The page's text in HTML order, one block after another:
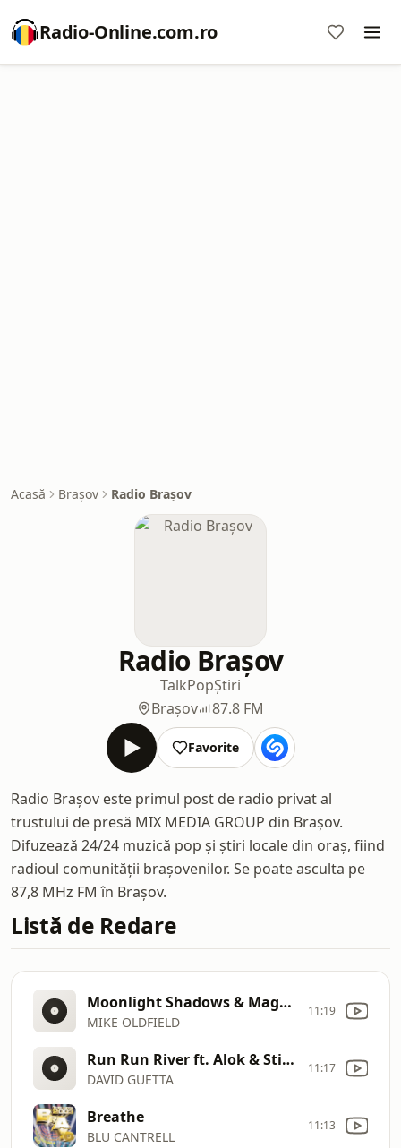
Radio-Online.com.ro
Acasă Brașov Radio Brașov
Radio Brașov
TalkPopȘtiri
Brașov
87.8 FM
Favorite
Radio Brașov este primul post de radio privat al
trustului de presă MIX MEDIA GROUP din Brașov.
Difuzează 24/24 muzică pop și știri locale din oraș, fiind
radioul comunității brașovenilor. Se poate asculta pe
87,8 MHz FM în Brașov.
Listă de Redare
Moonlight Shadows & Maggie Reilly
MIKE OLDFIELD
11:19
Run Run River ft. Alok & Stick Figure
DAVID GUETTA
11:17
Breathe
BLU CANTRELL
11:13